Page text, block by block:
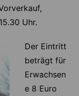
Uhr.
Der Eintritt
beträgt für
Erwachsen
e 8 Euro